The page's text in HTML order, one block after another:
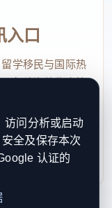
入口
学移民与国际热
帮助海外华人快
站务、投稿与权
访问分析或启动
全及保存本次
认证的